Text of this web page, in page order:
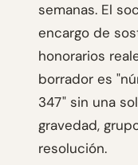
semanas. El
encargo de
honorarios
borrador es
347" sin una
gravedad,
resolución.